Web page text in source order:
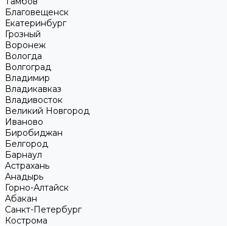
Благовещенск
Екатеринбург
Грозный
Воронеж
Вологда
Волгоград
Владимир
Владикавказ
Владивосток
Великий Новгород
Иваново
Биробиджан
Белгород
Барнаул
Астрахань
Анадырь
Горно-Алтайск
Абакан
Санкт-Петербург
Кострома